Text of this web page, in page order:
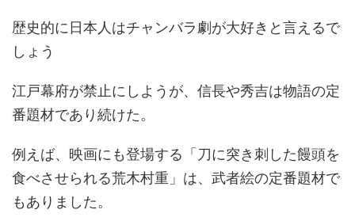
歴史的に日本人はチャンバラ劇が大好きと言えるで
しょう
江戸幕府が禁止にしようが、信長や秀吉は物語の定
番題材であり続けた。
例えば、映画にも登場する「刀に突き刺した饅頭を
食べさせられる荒木村重」は、武者絵の定番題材で
もありました。